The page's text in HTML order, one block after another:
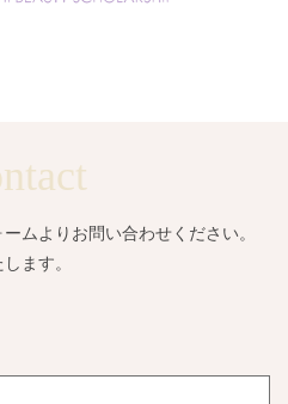
ムよりお問い合わせください。
ます。